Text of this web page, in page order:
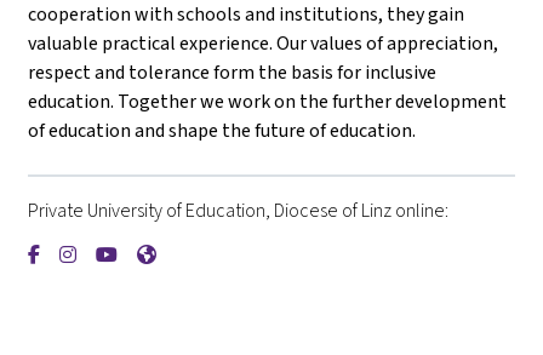
cooperation with schools and institutions, they gain
valuable practical experience. Our values of appreciation,
respect and tolerance form the basis for inclusive
education. Together we work on the further development
of education and shape the future of education.
Private University of Education, Diocese of Linz online:
{mlang de}Private Pädagogische Hochschule der Diözese
{mlang de}Private Pädagogische Hochschule der
{mlang de}Private Pädagogische Hochschule der
{mlang de}Private Pädagogische Hochschule